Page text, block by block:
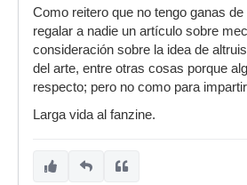
Como reitero que no tengo ganas
regalar a nadie un artículo sobre
consideración sobre la idea de
del arte, entre otras cosas porque
respecto; pero no como para
Larga vida al fanzine.